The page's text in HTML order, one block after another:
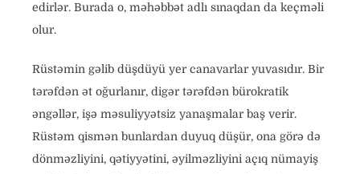
edirlər. Burada o, məhəbbət adlı sınaqdan da keçməli
olur.
Rüstəmin gəlib düşdüyü yer canavarlar yuvasıdır. Bir
tərəfdən ət oğurlanır, digər tərəfdən bürokratik
əngəllər, işə məsuliyyətsiz yanaşmalar baş verir.
Rüstəm qismən bunlardan duyuq düşür, ona görə də
dönməzliyini, qətiyyətini, əyilməzliyini açıq nümayiş